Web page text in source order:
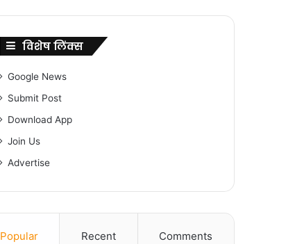
विशेष लिंक्स
Google News
Submit Post
Download App
Join Us
Advertise
Popular Recent Comments